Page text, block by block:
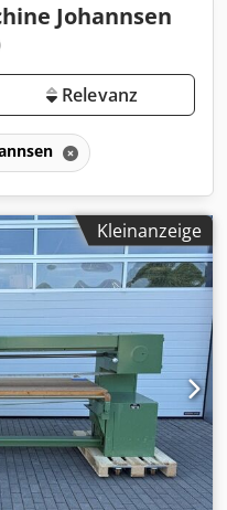
Johannsen
Relevanz
Kleinanzeige